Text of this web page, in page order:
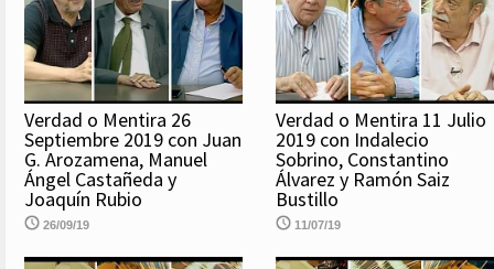
Verdad o Mentira 26
Septiembre 2019 con Juan
G. Arozamena, Manuel
Ángel Castañeda y
Joaquín Rubio
26/09/19
Verdad o Mentira 11 Julio
2019 con Indalecio
Sobrino, Constantino
Álvarez y Ramón Saiz
Bustillo
11/07/19